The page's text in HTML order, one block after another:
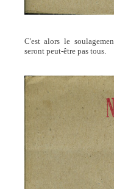
C'est alors le
seront peut-être pas tous.